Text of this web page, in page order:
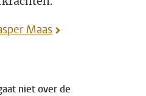
Maas
niet over de